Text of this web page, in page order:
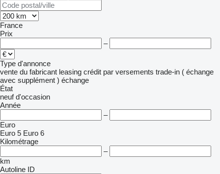
France
Prix
–
Type d'annonce
vente du fabricant leasing crédit par versements trade-in ( échange
avec supplément ) échange
État
neuf d'occasion
Année
–
Euro
Euro 5 Euro 6
Kilométrage
–
km
Autoline ID